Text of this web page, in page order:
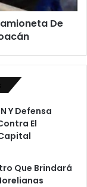
De
Y Defensa
El
Que Brindará